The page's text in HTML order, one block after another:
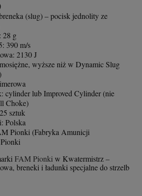
(slug) – pocisk jednolity ze
28 g
390 m/s
2130 J
wyższe niż w Dynamic Slug
cylinder lub Improved Cylinder (nie
Choke)
sztuk
Polska
Pionki (Fabryka Amunicji
FAM Pionki w Kwatermistrz –
breneki i ładunki specjalne do strzelb